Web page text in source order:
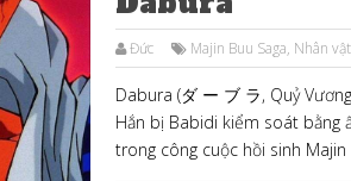
Đức Majin Buu Saga, Nhân
Dabura (ダ ー ブ ラ, Quỷ
Hắn bị Babidi kiểm soát bằng
trong công cuộc hồi sinh Majin